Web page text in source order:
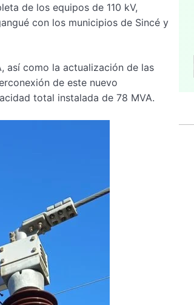
de los equipos de 110 kV,
con los municipios de Sincé y
así como la actualización de las
de este nuevo
total instalada de 78 MVA.